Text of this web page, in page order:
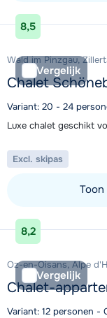
Bekijk accommodatie
8,5
Vergelijk
Wald im Pinzgau,
Chalet
Variant: 20 - 24
Luxe chalet geschikt
Excl. skipas
Bekijk accommodatie
8,2
Vergelijk
Oz-en-Oisans, Alpe
Chalet-
Variant: 12 personen -